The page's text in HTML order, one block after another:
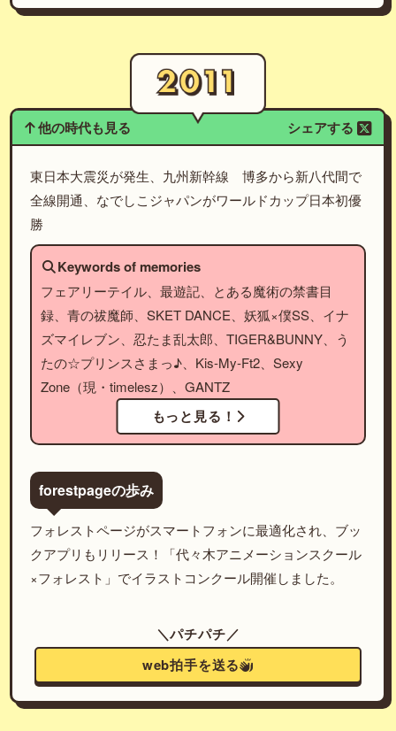
他の時代も見る シェアする
東日本大震災が発生、九州新幹線 博多から新八代間で
全線開通、なでしこジャパンがワールドカップ日本初優
勝
Keywords of memories
フェアリーテイル、最遊記、とある魔術の禁書目
録、青の祓魔師、SKET DANCE、妖狐×僕SS、イナ
ズマイレブン、忍たま乱太郎、TIGER&BUNNY、う
たの☆プリンスさまっ♪、Kis-My-Ft2、Sexy
Zone（現・timelesz）、GANTZ
もっと見る！
forestpageの歩み
フォレストページがスマートフォンに最適化され、ブッ
クアプリもリリース！「代々木アニメーションスクール
×フォレスト」でイラストコンクール開催しました。
＼パチパチ／
web拍手を送る